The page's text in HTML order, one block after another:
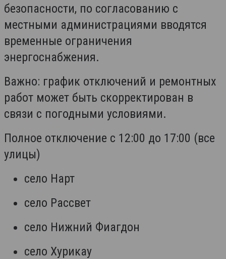
безопасности, по согласованию с
местными администрациями вводятся
временные ограничения
энергоснабжения.
Важно: график отключений и ремонтных
работ может быть скорректирован в
связи с погодными условиями.
Полное отключение с 12:00 до 17:00 (все
улицы)
село Нарт
село Рассвет
село Нижний Фиагдон
село Хурикау